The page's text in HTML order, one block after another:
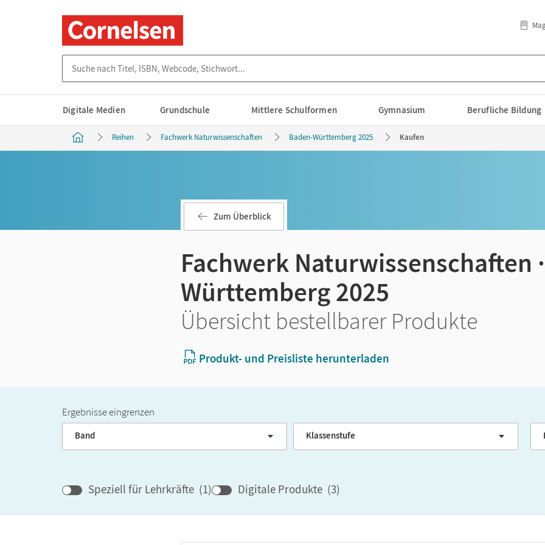
Digitale Medien Grundschule Mittlere Schulformen Gymnasium Berufliche Bildung
Reihen Fachwerk Naturwissenschaften Baden-Württemberg 2025 Kaufen
Zum Überblick
Fachwerk Naturwissenschaften
Württemberg 2025
Übersicht bestellbarer Produkte
Produkt- und Preisliste herunterladen
Ergebnisse eingrenzen
Band Klassenstufe
Speziell für Lehrkräfte (1) Digitale Produkte (3)